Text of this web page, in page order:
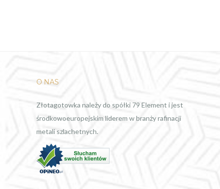
O NAS
Złotagotowka należy do spółki 79 Element i jest
środkowoeuropejskim liderem w branży rafinacji
metali szlachetnych.